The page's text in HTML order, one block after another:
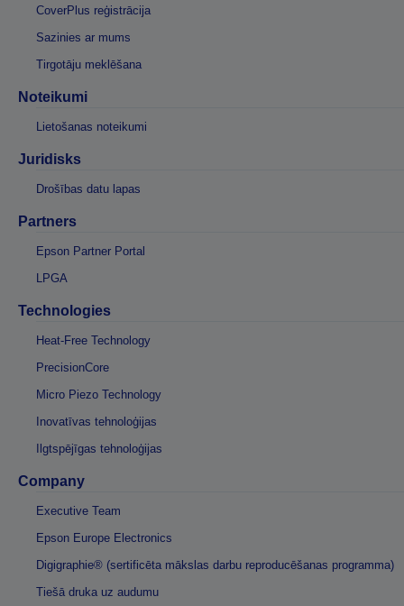
CoverPlus reģistrācija
Sazinies ar mums
Tirgotāju meklēšana
Noteikumi
Lietošanas noteikumi
Juridisks
Drošības datu lapas
Partners
Epson Partner Portal
LPGA
Technologies
Heat-Free Technology
PrecisionCore
Micro Piezo Technology
Inovatīvas tehnoloģijas
Ilgtspējīgas tehnoloģijas
Company
Executive Team
Epson Europe Electronics
Digigraphie® (sertificēta mākslas darbu reproducēšanas programma)
Tiešā druka uz audumu